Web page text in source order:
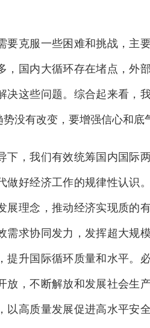
服一些困难和挑战，主要
，国内大循环存在堵点，外
决这些问题。综合起来看，
没有改变，要增强信心和底
我们有效统筹国内国际两
做好经济工作的规律性认识
展理念，推动经济实现质的
求协同发力，发挥超大规
提升国际循环质量和水平。
放，不断解放和发展社会生
以高质量发展促进高水平安